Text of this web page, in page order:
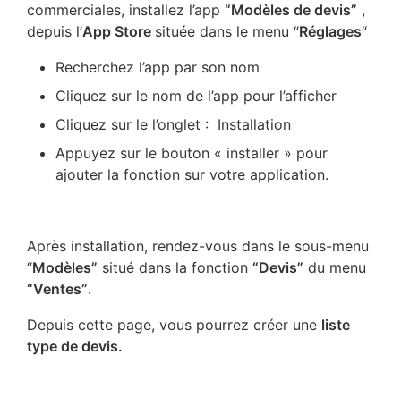
commerciales, installez l’app “Modèles de devis” ,
depuis l’App Store située dans le menu “Réglages“
Recherchez l’app par son nom
Cliquez sur le nom de l’app pour l’afficher
Cliquez sur le l’onglet : Installation
Appuyez sur le bouton « installer » pour
ajouter la fonction sur votre application.
Après installation, rendez-vous dans le sous-menu
“Modèles” situé dans la fonction “Devis” du menu
“Ventes”.
Depuis cette page, vous pourrez créer une liste
type de devis.